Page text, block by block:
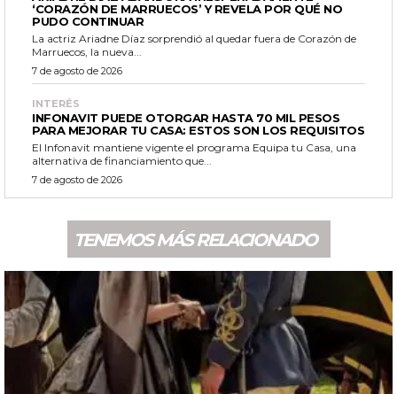
‘CORAZÓN DE MARRUECOS’ Y REVELA POR QUÉ NO
PUDO CONTINUAR
La actriz Ariadne Díaz sorprendió al quedar fuera de Corazón de
Marruecos, la nueva...
7 de agosto de 2026
INTERÉS
INFONAVIT PUEDE OTORGAR HASTA 70 MIL PESOS
PARA MEJORAR TU CASA: ESTOS SON LOS REQUISITOS
El Infonavit mantiene vigente el programa Equipa tu Casa, una
alternativa de financiamiento que...
7 de agosto de 2026
TENEMOS MÁS RELACIONADO